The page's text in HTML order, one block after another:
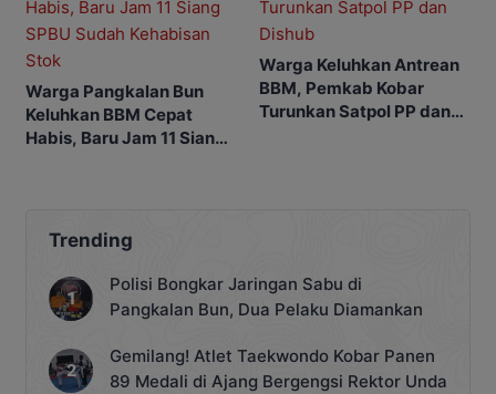
Warga Pangkalan Bun
Keluhkan BBM Cepat
Habis, Baru Jam 11 Siang
Warga Keluhkan Antrean
BBM, Pemkab Kobar
Turunkan Satpol PP dan
Trending
Polisi Bongkar Jaringan Sabu di
Pangkalan Bun, Dua Pelaku Diamankan
Gemilang! Atlet Taekwondo Kobar Panen
89 Medali di Ajang Bergengsi Rektor Unda